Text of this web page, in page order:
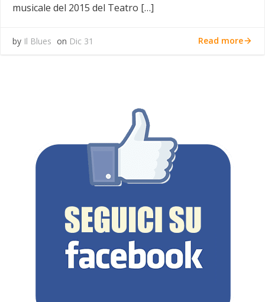
musicale del 2015 del Teatro […]
by Il Blues on Dic 31 Read more